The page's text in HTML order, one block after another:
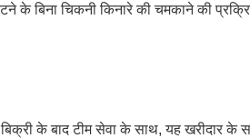
के बिना चिकनी किनारे की चमकाने की
के बाद टीम सेवा के साथ, यह खरीदार के